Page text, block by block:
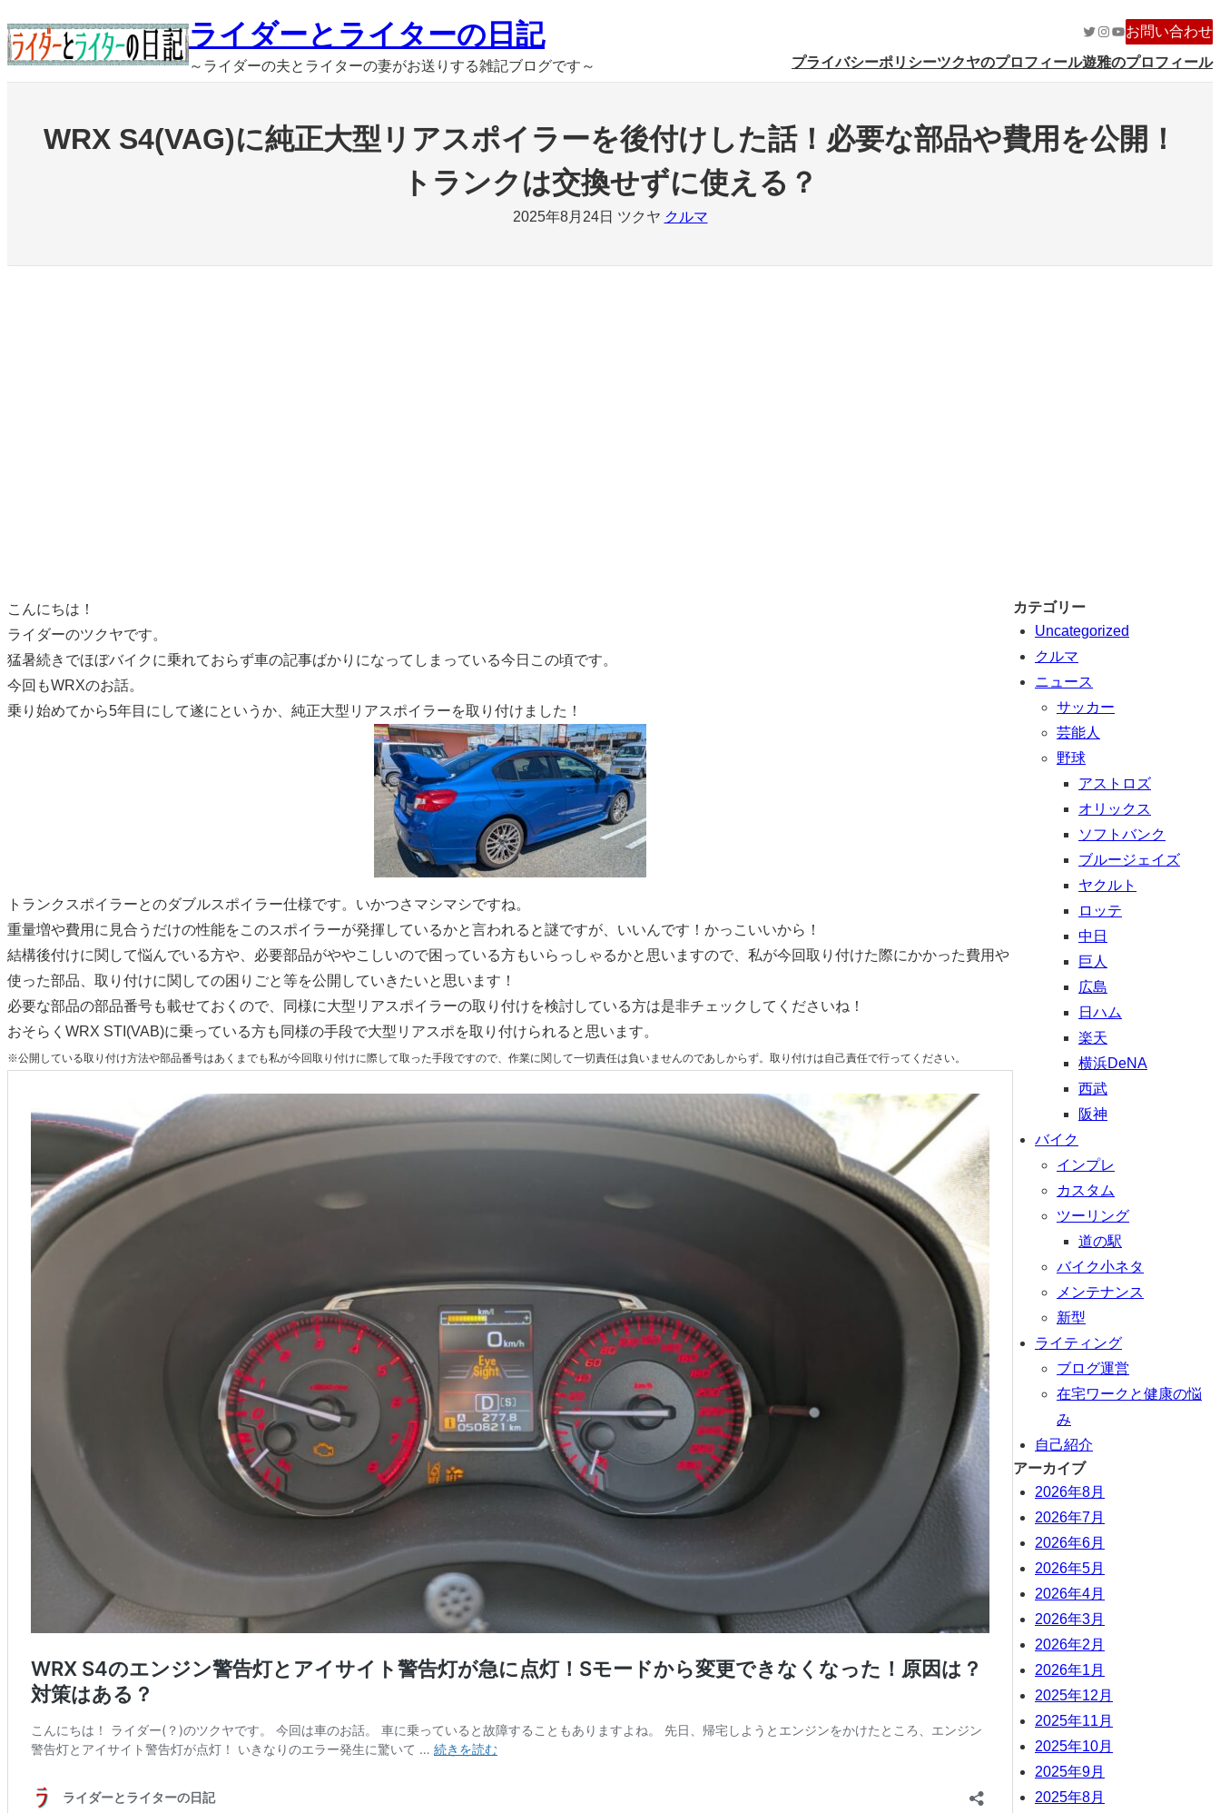
容
を
ライダーとライターの日記
～ライダーの夫とライターの妻がお送りする雑記ブログです～
Twitter
Instagram
YouTube
お問い合わせ
プライバシーポリシーツクヤのプロフィール遊雅のプロフィール
WRX S4(VAG)に純正大型リアスポイラーを後付けした話！必要な部品や費用を公開！
トランクは交換せずに使える？
2025年8月24日 ツクヤ クルマ
こんにちは！
ライダーのツクヤです。
猛暑続きでほぼバイクに乗れておらず車の記事ばかりになってしまっている今日この頃です。
今回もWRXのお話。
乗り始めてから5年目にして遂にというか、純正大型リアスポイラーを取り付けました！
トランクスポイラーとのダブルスポイラー仕様です。いかつさマシマシですね。
重量増や費用に見合うだけの性能をこのスポイラーが発揮しているかと言われると謎ですが、いいんです！かっこいいから！
結構後付けに関して悩んでいる方や、必要部品がややこしいので困っている方もいらっしゃるかと思いますので、私が今回取り付けた際にかかった費用や
使った部品、取り付けに関しての困りごと等を公開していきたいと思います！
必要な部品の部品番号も載せておくので、同様に大型リアスポイラーの取り付けを検討している方は是非チェックしてくださいね！
おそらくWRX STI(VAB)に乗っている方も同様の手段で大型リアスポを取り付けられると思います。
※公開している取り付け方法や部品番号はあくまでも私が今回取り付けに際して取った手段ですので、作業に関して一切責任は負いませんのであしからず。 取り付けは自己責任で行ってください。
カテゴリー
Uncategorized
クルマ
ニュース
サッカー
芸能人
野球
アストロズ
オリックス
ソフトバンク
ブルージェイズ
ヤクルト
ロッテ
中日
巨人
広島
日ハム
楽天
横浜DeNA
西武
阪神
バイク
インプレ
カスタム
ツーリング
道の駅
バイク小ネタ
メンテナンス
新型
ライティング
ブログ運営
在宅ワークと健康の悩
み
自己紹介
アーカイブ
2026年8月
2026年7月
2026年6月
2026年5月
2026年4月
2026年3月
2026年2月
2026年1月
2025年12月
2025年11月
2025年10月
2025年9月
2025年8月